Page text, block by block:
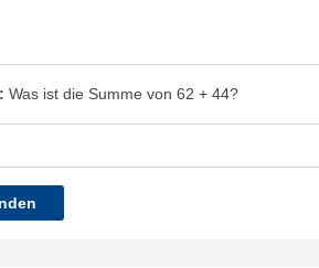
Was ist die Summe von 62 + 44?